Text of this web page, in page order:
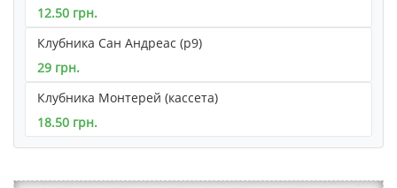
12.50 грн.
Клубника Сан Андреас (р9)
29 грн.
Клубника Монтерей (кассета)
18.50 грн.